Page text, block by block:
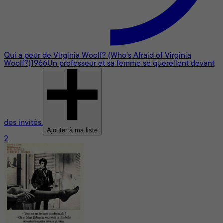
Qui a peur de Virginia Woolf? (Who's Afraid of Virginia
Woolf?)1966Un professeur et sa femme se querellent devant
des invités.
Ajouter à ma liste
2